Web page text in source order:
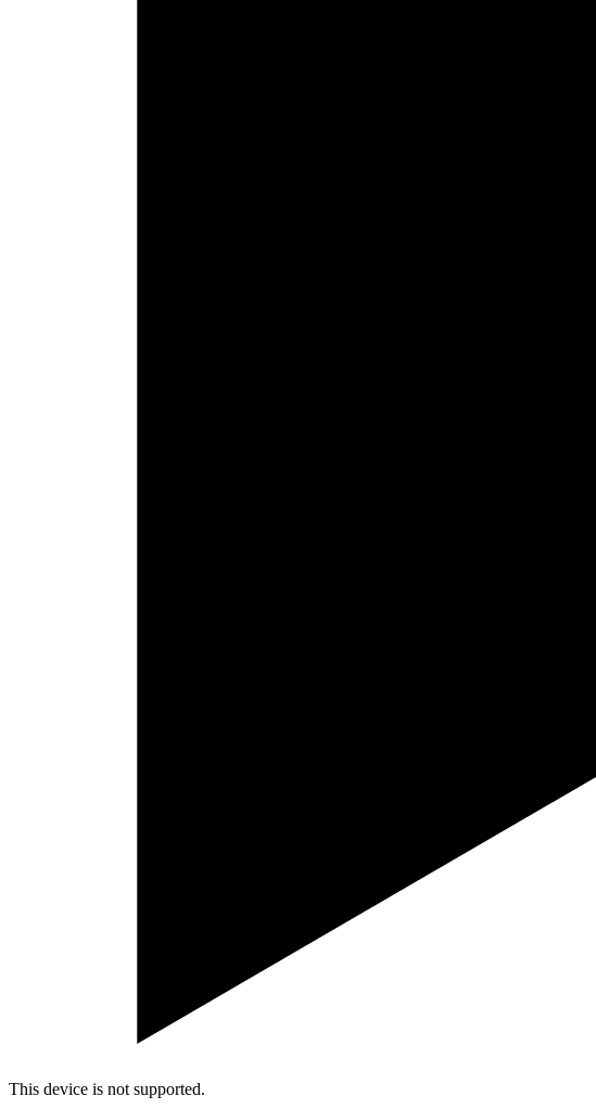
This device is not supported.